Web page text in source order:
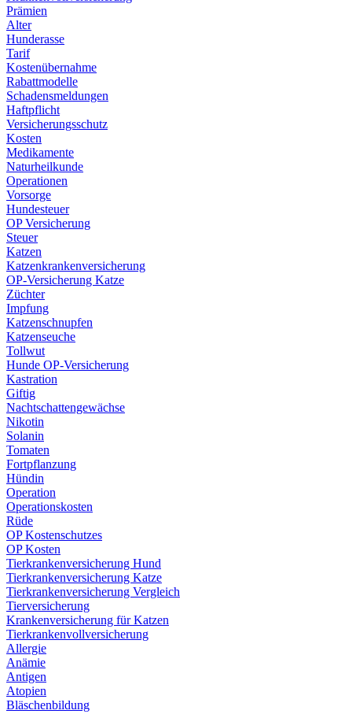
Prämien
Alter
Hunderasse
Tarif
Kostenübernahme
Rabattmodelle
Schadensmeldungen
Haftpflicht
Versicherungsschutz
Kosten
Medikamente
Naturheilkunde
Operationen
Vorsorge
Hundesteuer
OP Versicherung
Steuer
Katzen
Katzenkrankenversicherung
OP-Versicherung Katze
Züchter
Impfung
Katzenschnupfen
Katzenseuche
Tollwut
Hunde OP-Versicherung
Kastration
Giftig
Nachtschattengewächse
Nikotin
Solanin
Tomaten
Fortpflanzung
Hündin
Operation
Operationskosten
Rüde
OP Kostenschutzes
OP Kosten
Tierkrankenversicherung Hund
Tierkrankenversicherung Katze
Tierkrankenversicherung Vergleich
Tierversicherung
Krankenversicherung für Katzen
Tierkrankenvollversicherung
Allergie
Anämie
Antigen
Atopien
Bläschenbildung